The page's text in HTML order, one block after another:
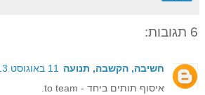
6 תגובות:
חשיבה, הקשבה, תנועה
11 באוגוסט 2013 בשעה 9:33
איסוף תותים ביחד - to team.